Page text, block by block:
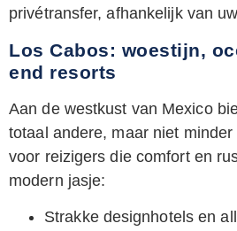
privétransfer, afhankelijk van
Los Cabos: woestijn,
end resorts
Aan de westkust van Mexico
totaal andere, maar niet
voor reizigers die comfort en
modern jasje:
Strakke designhotels en